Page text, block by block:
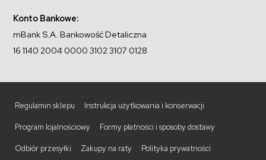
Konto Bankowe:
mBank S.A. Bankowość Detaliczna
16 1140 2004 0000 3102 3107 0128
Regulamin sklepu Instrukcja użytkowania i konserwacji
Program lojalnościowy Formy płatności i sposoby dostawy
Odbiór przesyłki Zakupy na raty Polityka prywatności